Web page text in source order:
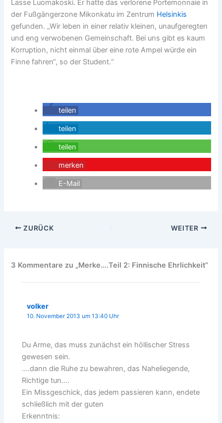
Lasse Luomakoski. Er hatte das verlorene Portemonnaie in
der Fußgängerzone Mikonkatu im Zentrum Helsinkis
gefunden. „Wir leben in einer relativ kleinen, unaufgeregten
und eng verwobenen Gemeinschaft. Bei uns gibt es kaum
Korruption, nicht einmal über eine rote Ampel würde ein
Finne fahren“, so der Student.“
teilen
teilen
teilen
merken
E-Mail
ZURÜCK WEITER
3 Kommentare zu „Merke….Teil 2: Finnische Ehrlichkeit“
volker
10. November 2013 um 13:40 Uhr
Du Arme, das muss zunächst ein höllischer Stress
gewesen sein.
….dann die Ruhe zu bewahren, das Naheliegende,
Richtige tun….
Ein Missgeschick, das jedem passieren kann, endete
schließlich mit der guten
Erkenntnis: